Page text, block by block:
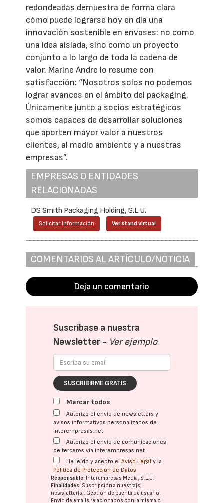
redondeadas demuestra de forma clara
cómo puede lograrse hoy en día una
innovación sostenible en envases: no como
una idea aislada, sino como un proyecto
conjunto a lo largo de toda la cadena de
valor. Marine Andre lo resume con
satisfacción: “Nosotros solos no podemos
lograr avances en el ámbito del packaging.
Únicamente junto a socios estratégicos
somos capaces de desarrollar soluciones
que aporten mayor valor a nuestros
clientes, al medio ambiente y a nuestras
empresas”.
EMPRESAS O ENTIDADES
RELACIONADAS
DS Smith Packaging Holding, S.L.U.
Solicitar información Ver stand virtual
COMENTARIOS AL ARTÍCULO/NOTICIA
Deja un comentario
Suscríbase a nuestra
Newsletter - Ver ejemplo
SUSCRIBIRME GRATIS
Marcar todos
Autorizo el envío de newsletters y
avisos informativos personalizados de
interempresas.net
Autorizo el envío de comunicaciones
de terceros vía interempresas.net
He leído y acepto elAviso Legal y la
Política de Protección de Datos
Responsable: Interempresas Media, S.L.U.
Finalidades: Suscripción a nuestra(s)
newsletter(s). Gestión de cuenta de usuario.
Envío de emails relacionados con la misma o